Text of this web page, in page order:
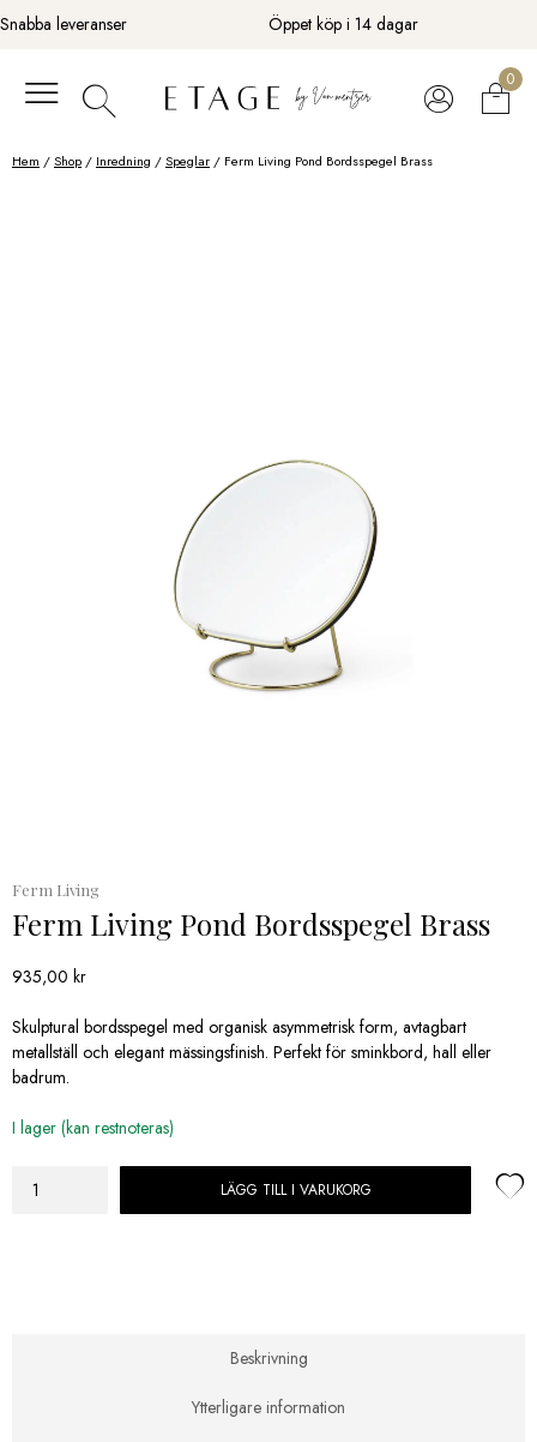
Fortsätt
till
Snabba leveranser Öppet köp i 14 dagar
0
Hem /Shop / Inredning /Speglar / Ferm Living Pond Bordsspegel Brass
Ferm Living
Ferm Living Pond Bordsspegel Brass
935,00 kr
Skulptural bordsspegel med organisk asymmetrisk form, avtagbart
metallställ och elegant mässingsfinish. Perfekt för sminkbord, hall eller
badrum.
I lager (kan restnoteras)
Ferm
LÄGG TILL I VARUKORG
Beskrivning
Ytterligare information